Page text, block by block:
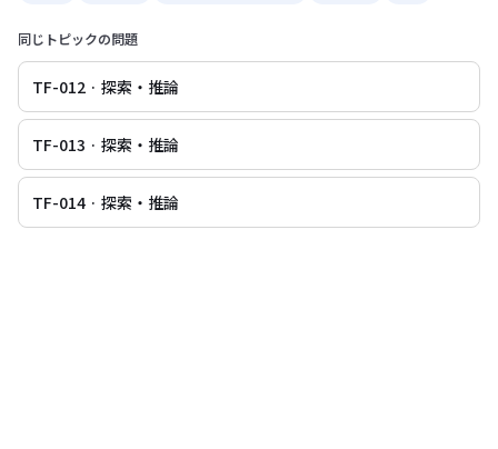
同じトピックの問題
TF-012 · 探索・推論
TF-013 · 探索・推論
TF-014 · 探索・推論